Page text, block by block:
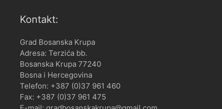
Kontakt:
Grad Bosanska Krupa
Adresa: Terzića bb.
Bosanska Krupa 77240
Bosna i Hercegovina
Telefon: +387 (0)37 961 460
Fax: +387 (0)37 961 475